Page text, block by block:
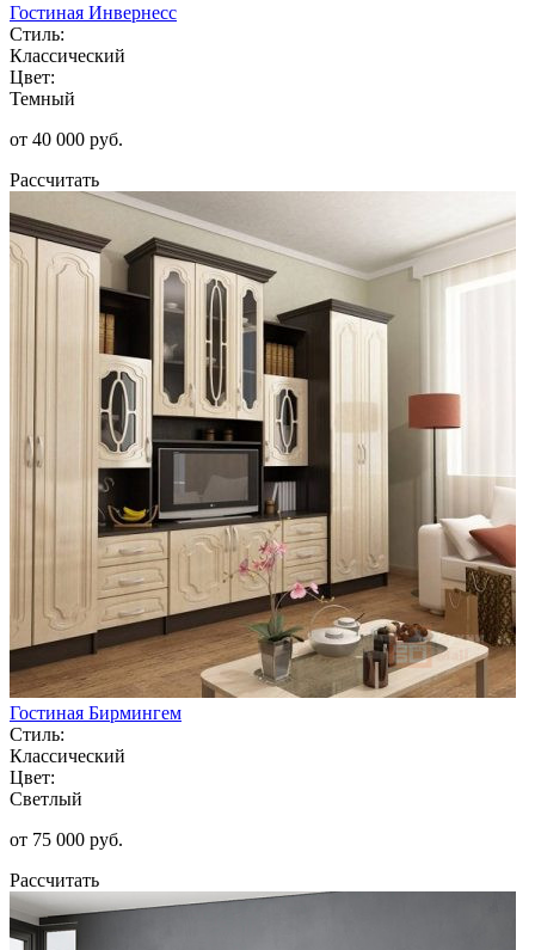
Гостиная Инвернесс
Стиль:
Классический
Цвет:
Темный
от 40 000 руб.
Рассчитать
Гостиная Бирмингем
Стиль:
Классический
Цвет:
Светлый
от 75 000 руб.
Рассчитать